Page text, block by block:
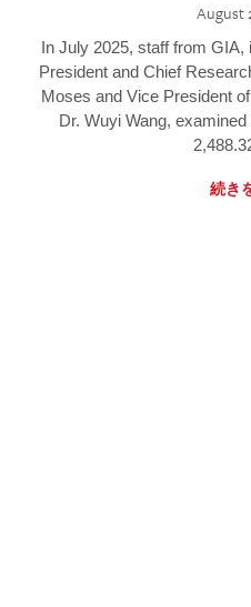
August
In July 2025, staff from
President and Chief
Moses and Vice President
Dr. Wuyi Wang,
続き